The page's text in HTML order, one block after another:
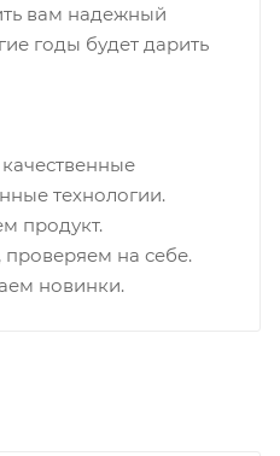
вам надежный
годы будет дарить
технологии.
продукт.
на себе.
новинки.